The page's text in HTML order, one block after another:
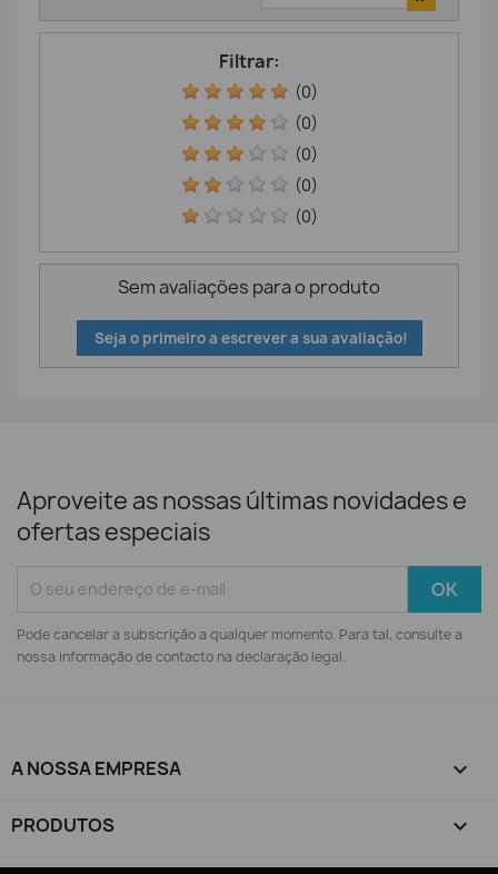
Filtrar:
(0)
(0)
(0)
(0)
(0)
Sem avaliações para o produto
Seja o primeiro a escrever a sua avaliação!
Aproveite as nossas últimas novidades e
ofertas especiais
Pode cancelar a subscrição a qualquer momento. Para tal, consulte a
nossa informação de contacto na declaração legal.
A NOSSA EMPRESA 
PRODUTOS 